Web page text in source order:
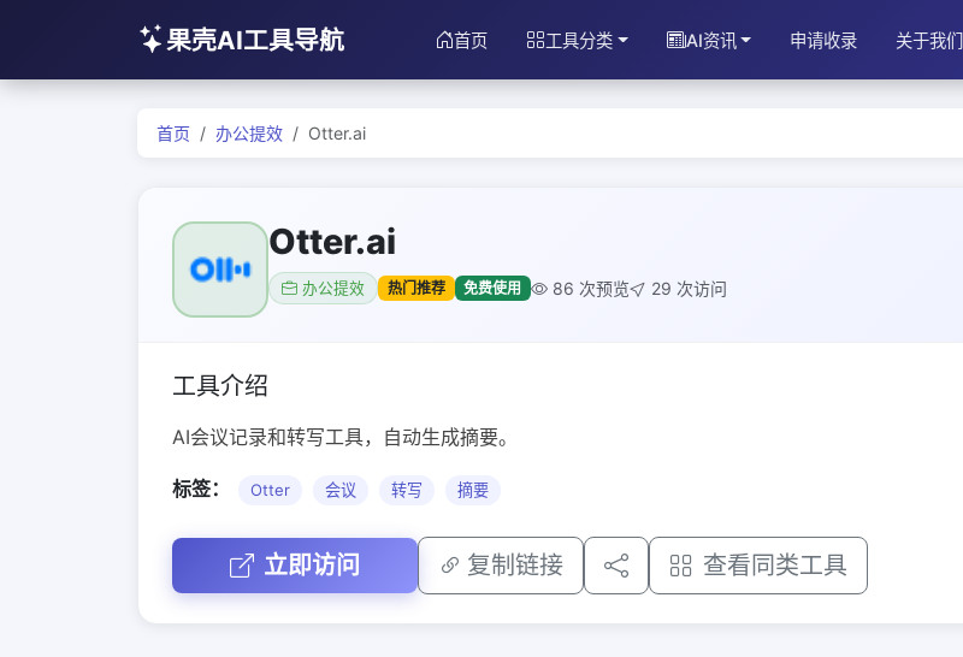
果壳AI工具导航 首页 工具分类 AI资讯 申请收录 关于我们
首页 办公提效 Otter.ai
Otter.ai
办公提效 热门推荐 免费使用 86 次预览 29 次访问
工具介绍
AI会议记录和转写工具，自动生成摘要。
标签： Otter 会议 转写 摘要
立即访问 复制链接 查看同类工具